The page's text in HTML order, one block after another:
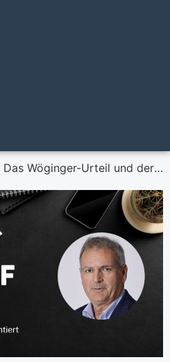
Das Wöginger-Urteil und der ganz normale Postenschacher